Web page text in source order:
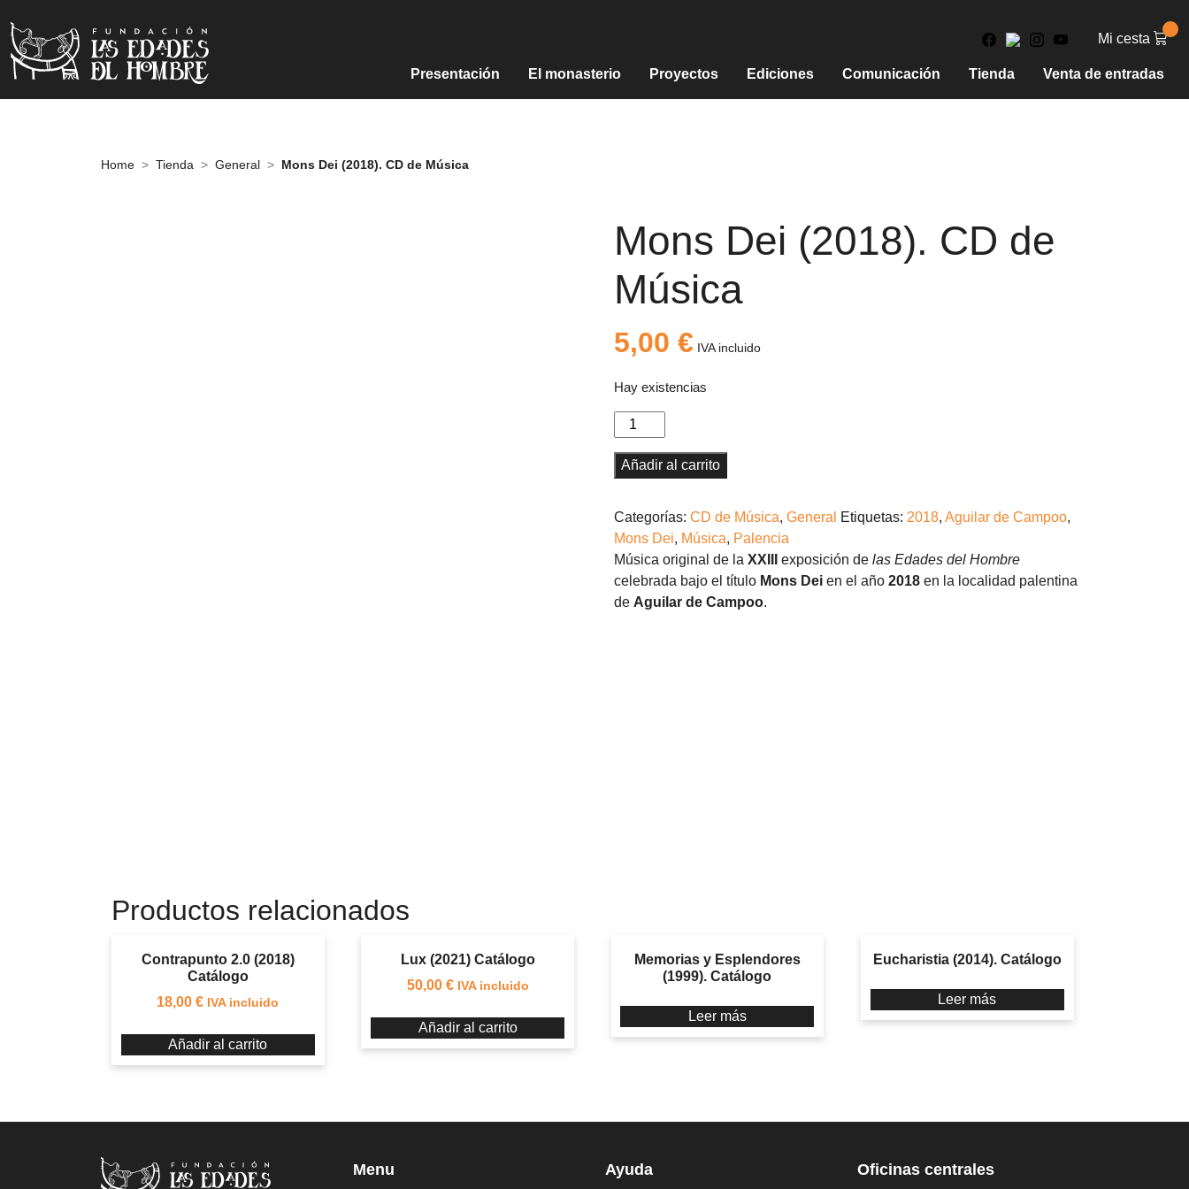
Mi cesta
Presentación El monasterio Proyectos Ediciones Comunicación Tienda Venta de entradas
Home Tienda General Mons Dei (2018). CD de Música
Mons Dei (2018). CD de
Música
5,00 € IVA incluido
Hay existencias
Mons
Dei
(2018).
Música
cantidad
Añadir al carrito
Categorías: CD de Música, General Etiquetas: 2018, Aguilar de Campoo,
Mons Dei, Música, Palencia
Música original de la XXIII exposición de las Edades del Hombre
celebrada bajo el título Mons Dei en el año2018en la localidad palentina
de Aguilar de Campoo.
Productos relacionados
Contrapunto 2.0 (2018)
Catálogo
18,00€ IVA incluido
Añadir al carrito
Lux (2021) Catálogo
50,00 € IVA incluido
Añadir al carrito
Memorias y Esplendores
(1999). Catálogo
Leer más
Eucharistia (2014). Catálogo
Leer más
Menu Ayuda Oficinas centrales